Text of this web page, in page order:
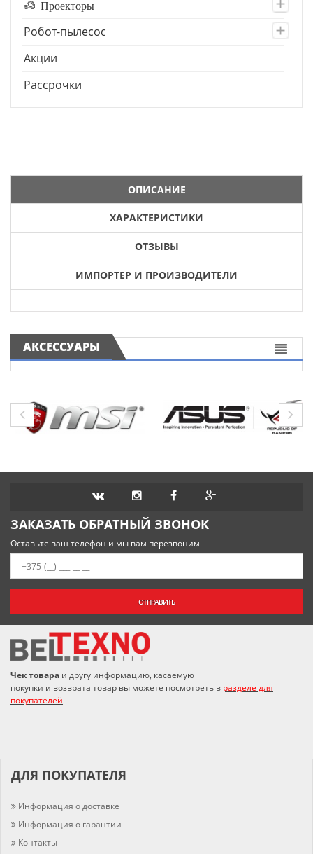
Проекторы
Робот-пылесос
Акции
Рассрочки
ОПИСАНИЕ
ХАРАКТЕРИСТИКИ
ОТЗЫВЫ
ИМПОРТЕР И ПРОИЗВОДИТЕЛИ
АКСЕССУАРЫ
ЗАКАЗАТЬ ОБРАТНЫЙ ЗВОНОК
Оставьте ваш телефон и мы вам перезвоним
ОТПРАВИТЬ
Чек товара и другу информацию, касаемую
покупки и возврата товар вы можете посмотреть в разделе для
покупателей
ДЛЯ ПОКУПАТЕЛЯ
Информация о доставке
Информация о гарантии
Контакты